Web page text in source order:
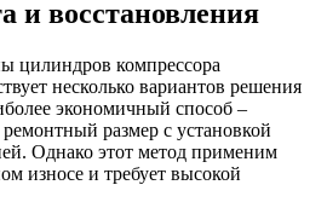
и восстановления
цилиндров компрессора
несколько вариантов решения
экономичный способ –
размер с установкой
Однако этот метод применим
износе и требует высокой